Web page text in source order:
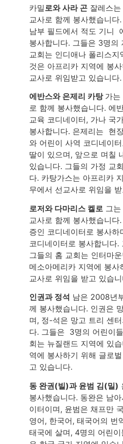
카밀로와 사라 곤 잘레스
교사로 함께 봉사했습니
남부 필드에서 적도 기니
봉사합니다. 그들은 3명의
교회는 인디애나 폴리스
것은 아프리카 지역에 봉
교사로 위임받고 있습니다.
에반스와 은제리 카탕 가
로 함께 봉사했습니다. 에
교육 코디네이터, 가나 국
봉사합니다. 은제리는 현
와 어린이 사역 코디네이
딸이 있으며, 앞으로 며칠
있습니다. 그들의 가정 교
다. 카탕가스는 아프리카
무에서 선교사로 위임을
로저와 다마리스 켈로 그
교사로 함께 봉사했습니
증인 코디네이터로 봉사
코디네이터로 봉사합니다
그들의 홈 교회는 인터마
메소아메리카 지역에 봉
교사로 위임을 받고 있습
인권과 정석 남은 2008년
께 봉사했습니다. 인권은
며, 정-석은 망고 트리 센
다. 그들은 3명의 어린이
회는 뉴질랜드 지역에 있
역에 봉사하기 위해 글로
고 있습니다.
동 완권(빌)과 윤범 김(밀)
봉사했습니다. 동완은 남
이터이며, 윤범은 채프만
영어, 한국어, 태국어의 번
태국에 살며, 4명의 어린